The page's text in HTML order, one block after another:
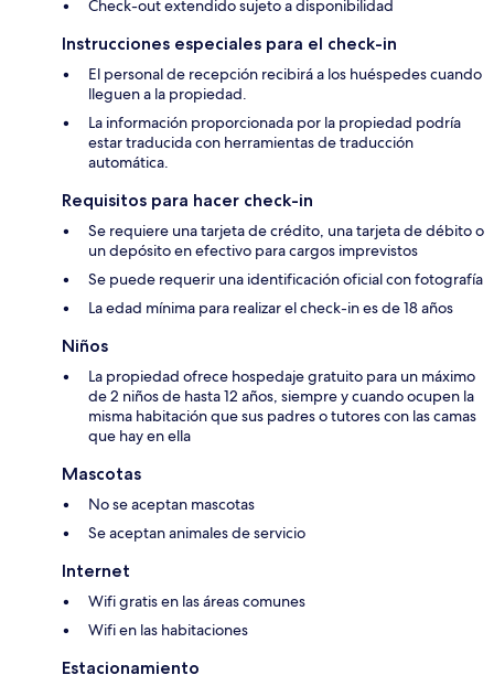
Check-out extendido sujeto a disponibilidad
Instrucciones especiales para el check-in
El personal de recepción recibirá a los huéspedes cuando
lleguen a la propiedad.
La información proporcionada por la propiedad podría
estar traducida con herramientas de traducción
automática.
Requisitos para hacer check-in
Se requiere una tarjeta de crédito, una tarjeta de débito o
un depósito en efectivo para cargos imprevistos
Se puede requerir una identificación oficial con fotografía
La edad mínima para realizar el check-in es de 18 años
Niños
La propiedad ofrece hospedaje gratuito para un máximo
de 2 niños de hasta 12 años, siempre y cuando ocupen la
misma habitación que sus padres o tutores con las camas
que hay en ella
Mascotas
No se aceptan mascotas
Se aceptan animales de servicio
Internet
Wifi gratis en las áreas comunes
Wifi en las habitaciones
Estacionamiento